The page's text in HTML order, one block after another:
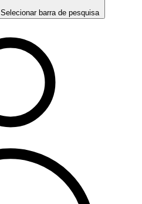
Selecionar barra de pesquisa